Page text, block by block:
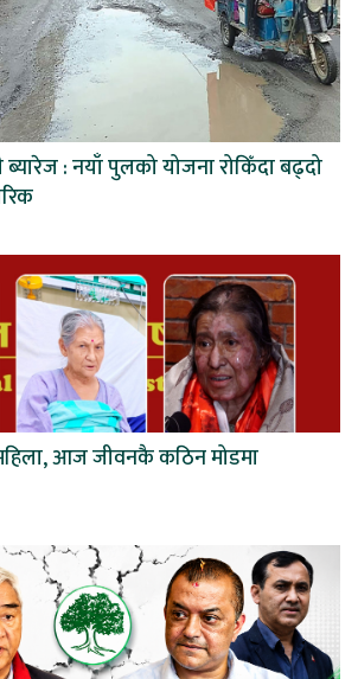
: नयाँ पुलको योजना रोकिँदा बढ्दो
आज जीवनकै कठिन मोडमा